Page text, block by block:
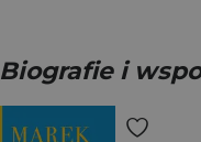
Biografie i